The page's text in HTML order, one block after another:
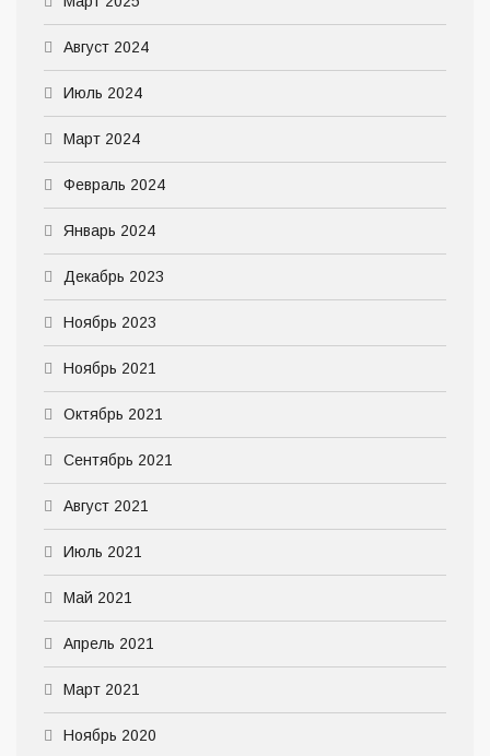
Август 2024
Июль 2024
Март 2024
Февраль 2024
Январь 2024
Декабрь 2023
Ноябрь 2023
Ноябрь 2021
Октябрь 2021
Сентябрь 2021
Август 2021
Июль 2021
Май 2021
Апрель 2021
Март 2021
Ноябрь 2020